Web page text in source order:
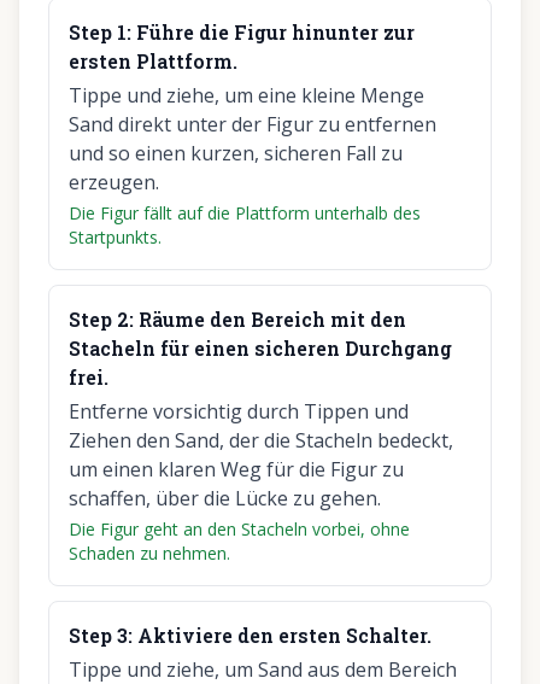
Step 1: Führe die Figur hinunter zur
ersten Plattform.
Tippe und ziehe, um eine kleine Menge
Sand direkt unter der Figur zu entfernen
und so einen kurzen, sicheren Fall zu
erzeugen.
Die Figur fällt auf die Plattform unterhalb des
Startpunkts.
Step 2: Räume den Bereich mit den
Stacheln für einen sicheren Durchgang
frei.
Entferne vorsichtig durch Tippen und
Ziehen den Sand, der die Stacheln bedeckt,
um einen klaren Weg für die Figur zu
schaffen, über die Lücke zu gehen.
Die Figur geht an den Stacheln vorbei, ohne
Schaden zu nehmen.
Step3: Aktiviere den ersten Schalter.
Tippe und ziehe, um Sand aus dem Bereich